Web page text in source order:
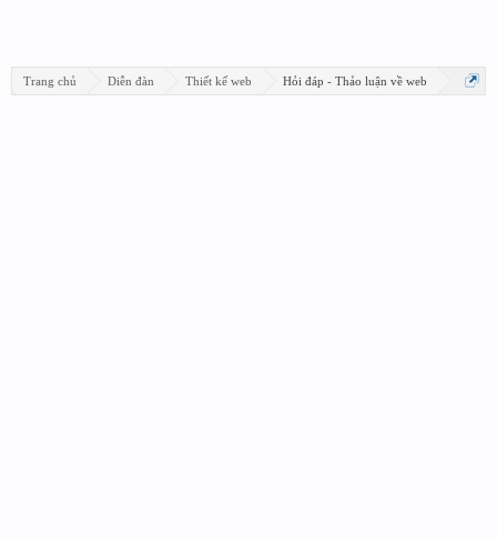
Trang chủ Diễn đàn Thiết kế web Hỏi đáp - Thảo luận về web